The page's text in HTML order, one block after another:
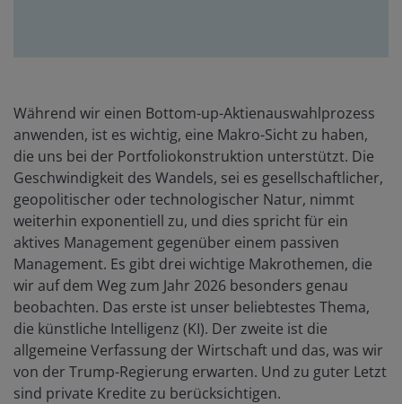
Während wir einen Bottom-up-Aktienauswahlprozess
anwenden, ist es wichtig, eine Makro-Sicht zu haben,
die uns bei der Portfoliokonstruktion unterstützt. Die
Geschwindigkeit des Wandels, sei es gesellschaftlicher,
geopolitischer oder technologischer Natur, nimmt
weiterhin exponentiell zu, und dies spricht für ein
aktives Management gegenüber einem passiven
Management. Es gibt drei wichtige Makrothemen, die
wir auf dem Weg zum Jahr 2026 besonders genau
beobachten. Das erste ist unser beliebtestes Thema,
die künstliche Intelligenz (KI). Der zweite ist die
allgemeine Verfassung der Wirtschaft und das, was wir
von der Trump-Regierung erwarten. Und zu guter Letzt
sind private Kredite zu berücksichtigen.